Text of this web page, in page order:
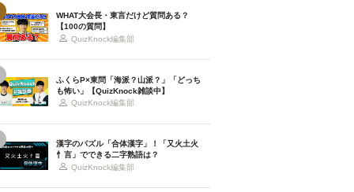
WHAT大会長・東言だけど質問ある？
【100の質問】
QuizKnock編集部
ふくらP×東問「海派？山派？」「どっち
も怖い」【QuizKnock雑談中】
QuizKnock編集部
漢字のパズル「合体漢字」！「又火土火
忄言」でできる二字熟語は？
QuizKnock編集部